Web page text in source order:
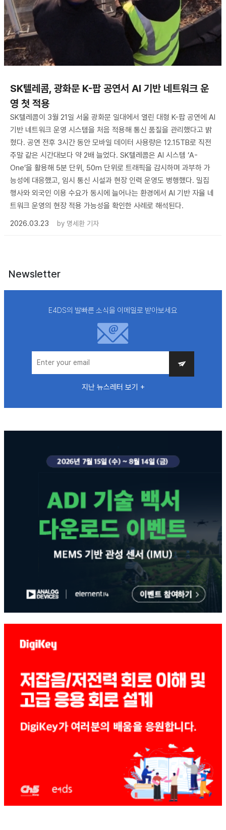
SK텔레콤, 광화문 K-팝 공연서 AI 기반 네트워크 운
영 첫 적용
SK텔레콤이 3월 21일 서울 광화문 일대에서 열린 대형 K-팝 공연에 AI
기반 네트워크 운영 시스템을 처음 적용해 통신 품질을 관리했다고 밝
혔다. 공연 전후 3시간 동안 모바일 데이터 사용량은 12.15TB로 직전
주말 같은 시간대보다 약 2배 늘었다. SK텔레콤은 AI 시스템 ‘A-
One’을 활용해 5분 단위, 50m 단위로 트래픽을 감시하며 과부하 가
능성에 대응했고, 임시 통신 시설과 현장 인력 운영도 병행했다. 밀집
행사와 외국인 이용 수요가 동시에 늘어나는 환경에서 AI 기반 자율 네
트워크 운영의 현장 적용 가능성을 확인한 사례로 해석된다.
2026.03.23
by 명세환 기자
Newsletter
E4DS의 발빠른 소식을 이메일로 받아보세요
지난 뉴스레터 보기 +